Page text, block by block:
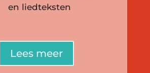
en liedteksten
Lees meer